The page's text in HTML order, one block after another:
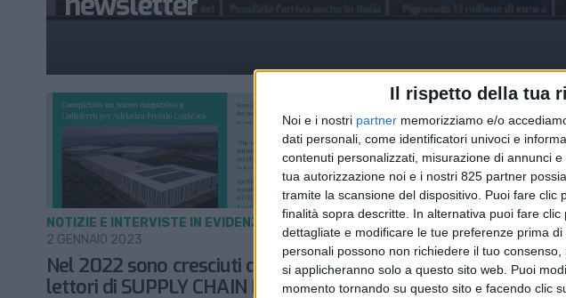
Il rispetto della tua
Noi e i nostri partner memorizziamo e/o
dati personali, come identificatori univoci e
contenuti personalizzati, misurazione di annunci
tua autorizzazione noi e i nostri 825 partner
tramite la scansione del dispositivo. Puoi fare
finalità sopra descritte. In alternativa puoi fare
dettagliate e modificare le tue preferenze prima di
personali possono non richiedere il tuo
si applicheranno solo a questo sito web. Puoi
momento tornando su questo sito e facendo clic
Nel 2022 sono cresciuti del 30,6% i
lettori di SUPPLY CHAIN ITALY
NOTIZIE E INTERVISTE IN EVIDENZA
2 GENNAIO 2023